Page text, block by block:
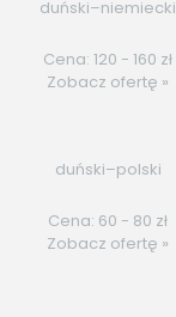
duński–niemiecki
Cena: 120 - 160 zł
Zobacz ofertę »
duński–polski
Cena: 60 - 80 zł
Zobacz ofertę »